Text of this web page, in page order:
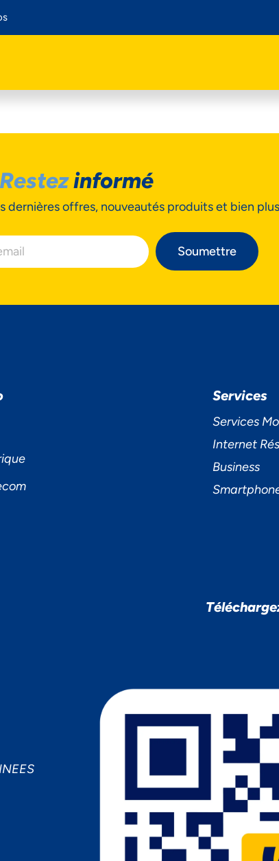
Restezinformé
dernières offres, nouveautés produits et bien
Soumettre
Services
Services
Internet
Business